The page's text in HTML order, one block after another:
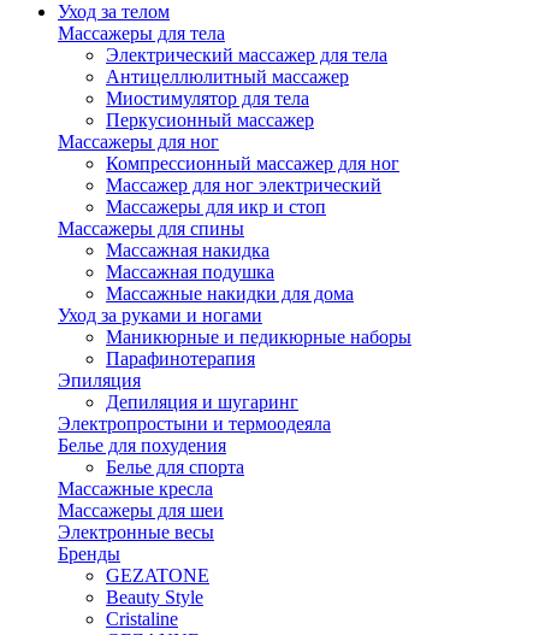
Уход за телом
Массажеры для тела
Электрический массажер для тела
Антицеллюлитный массажер
Миостимулятор для тела
Перкусионный массажер
Массажеры для ног
Компрессионный массажер для ног
Массажер для ног электрический
Массажеры для икр и стоп
Массажеры для спины
Массажная накидка
Массажная подушка
Массажные накидки для дома
Уход за руками и ногами
Маникюрные и педикюрные наборы
Парафинотерапия
Эпиляция
Депиляция и шугаринг
Электропростыни и термоодеяла
Белье для похудения
Белье для спорта
Массажные кресла
Массажеры для шеи
Электронные весы
Бренды
GEZATONE
Beauty Style
Cristaline